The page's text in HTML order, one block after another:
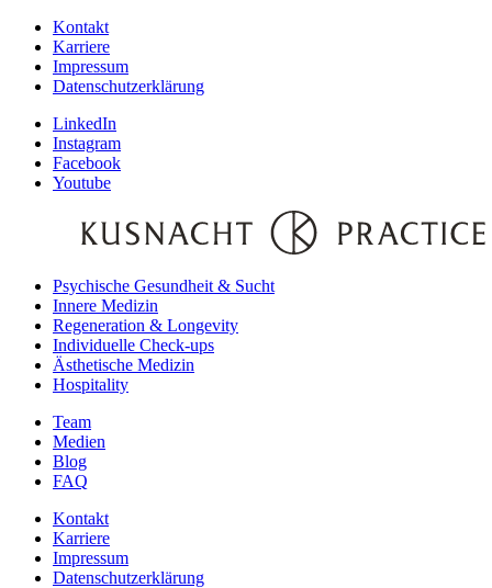
Kontakt
Karriere
Impressum
Datenschutzerklärung
LinkedIn
Instagram
Facebook
Youtube
Psychische Gesundheit & Sucht
Innere Medizin
Regeneration & Longevity
Individuelle Check-ups
Ästhetische Medizin
Hospitality
Team
Medien
Blog
FAQ
Kontakt
Karriere
Impressum
Datenschutzerklärung